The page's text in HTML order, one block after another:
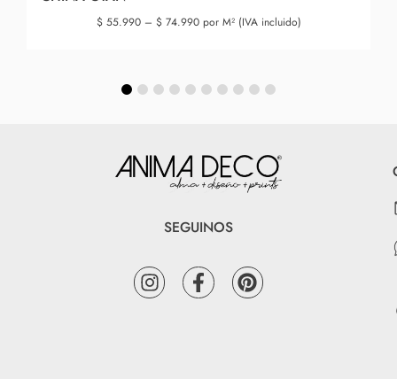
$55.990 – $74.990por M² (IVA incluido)
SEGUINOS